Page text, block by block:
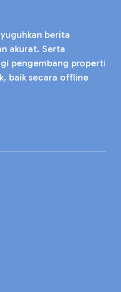
berita
akurat. Serta
pengembang properti
baik secara offline